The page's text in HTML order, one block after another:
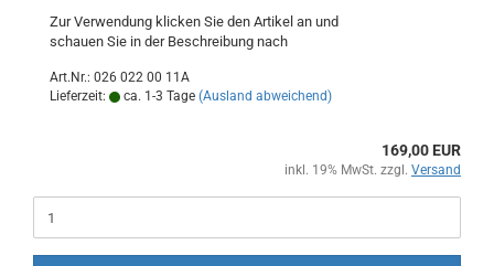
Zur Verwendung klicken Sie den Artikel an und
schauen Sie in der Beschreibung nach
Art.Nr.: 026 022 00 11A
Lieferzeit:
ca. 1-3 Tage (Ausland abweichend)
169,00 EUR
inkl. 19% MwSt. zzgl. Versand